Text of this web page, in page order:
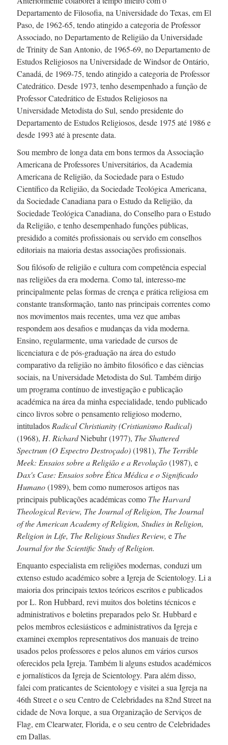
Departamento de Filosofia, na Universidade do Texas, em El
Paso, de 1962-65, tendo atingido a categoria de Professor
Associado, no Departamento de Religião da Universidade
de Trinity de San Antonio, de 1965-69, no Departamento de
Estudos Religiosos na Universidade de Windsor de Ontário,
Canadá, de 1969-75, tendo atingido a categoria de Professor
Catedrático. Desde 1973, tenho desempenhado a função de
Professor Catedrático de Estudos Religiosos na
Universidade Metodista do Sul, sendo presidente do
Departamento de Estudos Religiosos, desde 1975 até 1986 e
desde 1993 até à presente data.
Sou membro de longa data em bons termos da Associação
Americana de Professores Universitários, da Academia
Americana de Religião, da Sociedade para o Estudo
Científico da Religião, da Sociedade Teológica Americana,
da Sociedade Canadiana para o Estudo da Religião, da
Sociedade Teológica Canadiana, do Conselho para o Estudo
da Religião, e tenho desempenhado funções públicas,
presidido a comités profissionais ou servido em conselhos
editoriais na maioria destas associações profissionais.
Sou filósofo de religião e cultura com competência especial
nas religiões da era moderna. Como tal, interesso-me
principalmente pelas formas de crença e prática religiosa em
constante transformação, tanto nas principais correntes como
nos movimentos mais recentes, uma vez que ambas
respondem aos desafios e mudanças da vida moderna.
Ensino, regularmente, uma variedade de cursos de
licenciatura e depós-graduaçãona área do estudo
comparativo da religião no âmbito filosófico e das ciências
sociais, na Universidade Metodista do Sul. Também dirijo
um programa contínuo de investigação e publicação
académica na área da minha especialidade, tendo publicado
cinco livros sobre o pensamento religioso moderno,
intitulados Radical Christianity (Cristianismo Radical)
(1968), H. RichardNiebuhr (1977), The Shattered
Spectrum (O Espectro Destroçado)(1981), The Terrible
Meek: Ensaios sobre a Religião e a Revolução(1987), e
Dax's Case: Ensaios sobre Ética Médica e o Significado
Humano(1989), bem como numerosos artigos nas
principais publicações académicas como The Harvard
Theological Review, The Journal of Religion, The Journal
of the American Academy of Religion, Studies in Religion,
Religion in Life, The Religious Studies Review, e The
Journal for the Scientific Study of Religion.
Enquanto especialista em religiões modernas, conduzi um
extenso estudo académico sobre a Igreja de Scientology. Li a
maioria dos principais textos teóricos escritos e publicados
porL. Ron Hubbard, revi muitos dos boletins técnicos e
administrativos e boletins preparados peloSr. Hubbard e
pelos membros eclesiásticos e administrativos da Igreja e
examinei exemplos representativos dos manuais de treino
usados pelos professores e pelos alunos em vários cursos
oferecidos pela Igreja. Também li alguns estudos académicos
e jornalísticos da Igreja de Scientology. Para além disso,
falei com praticantes de Scientology e visitei a sua Igreja na
46th Streete o seu Centro de Celebridades na 82nd Streetna
cidade de Nova Iorque, a sua Organização de Serviços de
Flag, em Clearwater, Florida, e o seu centro de Celebridades
em Dallas.